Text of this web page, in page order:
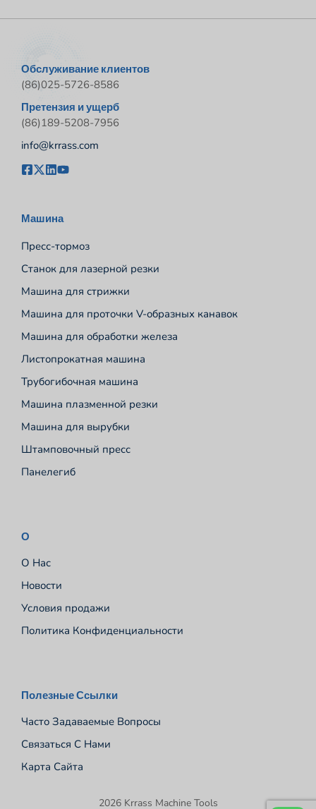
Обслуживание клиентов
(86)025-5726-8586
Претензия и ущерб
(86)189-5208-7956
info@krrass.com
Машина
Пресс-тормоз
Станок для лазерной резки
Машина для стрижки
Машина для проточки V-образных канавок
Машина для обработки железа
Листопрокатная машина
Трубогибочная машина
Машина плазменной резки
Машина для вырубки
Штамповочный пресс
Панелегиб
О
О Нас
Новости
Условия продажи
Политика Конфиденциальности
Полезные Ссылки
Часто Задаваемые Вопросы
Связаться С Нами
Карта Сайта
2026 Krrass Machine Tools